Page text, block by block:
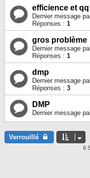
efficience et
Dernier message
Réponses : 1
gros problème
Dernier message
Réponses : 1
dmp
Dernier message
Réponses : 3
DMP
Dernier message
Verrouillé
6